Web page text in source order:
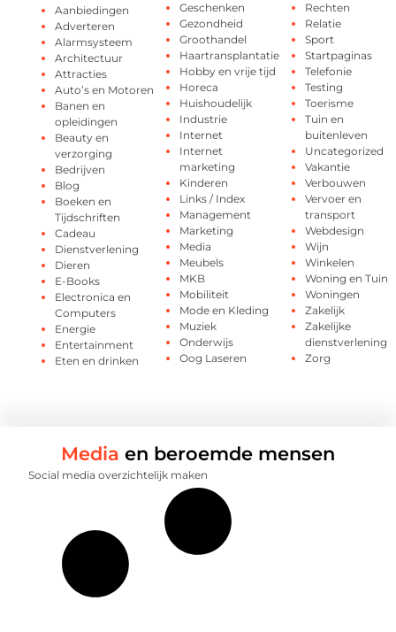
Aanbiedingen
Adverteren
Alarmsysteem
Architectuur
Attracties
Auto’s en Motoren
Banen en
opleidingen
Beauty en
verzorging
Bedrijven
Blog
Boeken en
Tijdschriften
Cadeau
Dienstverlening
Dieren
E-Books
Electronica en
Computers
Energie
Entertainment
Eten en drinken
Geschenken
Gezondheid
Groothandel
Haartransplantatie
Hobby en vrije tijd
Horeca
Huishoudelijk
Industrie
Internet
Internet
marketing
Kinderen
Links / Index
Management
Marketing
Media
Meubels
MKB
Mobiliteit
Mode en Kleding
Muziek
Onderwijs
Oog Laseren
Rechten
Relatie
Sport
Startpaginas
Telefonie
Testing
Toerisme
Tuin en
buitenleven
Uncategorized
Vakantie
Verbouwen
Vervoer en
transport
Webdesign
Wijn
Winkelen
Woning en Tuin
Woningen
Zakelijk
Zakelijke
dienstverlening
Zorg
Media en beroemde mensen
Social media overzichtelijk maken